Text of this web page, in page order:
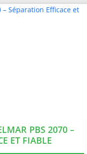
PBS 2070 –
ET FIABLE